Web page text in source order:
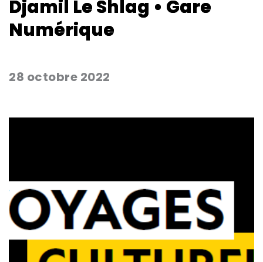
Djamil Le Shlag • Gare
Numérique
28 octobre 2022